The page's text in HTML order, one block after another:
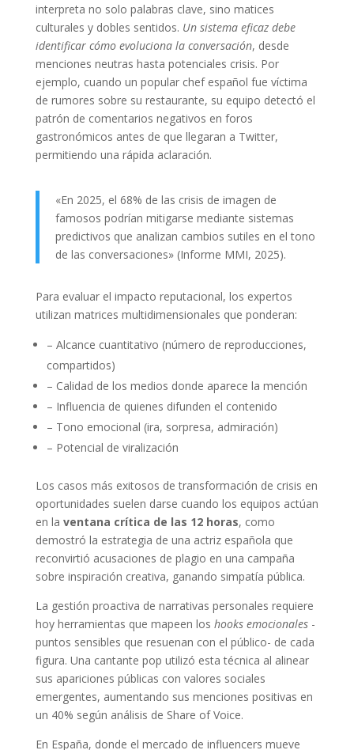
interpreta no solo palabras clave, sino matices
culturales y dobles sentidos. Un sistema eficaz debe
identificar cómo evoluciona la conversación, desde
menciones neutras hasta potenciales crisis. Por
ejemplo, cuando un popular chef español fue víctima
de rumores sobre su restaurante, su equipo detectó el
patrón de comentarios negativos en foros
gastronómicos antes de que llegaran a Twitter,
permitiendo una rápida aclaración.
«En 2025, el 68% de las crisis de imagen de
famosos podrían mitigarse mediante sistemas
predictivos que analizan cambios sutiles en el tono
de las conversaciones» (Informe MMI, 2025).
Para evaluar el impacto reputacional, los expertos
utilizan matrices multidimensionales que ponderan:
– Alcance cuantitativo (número de reproducciones,
compartidos)
– Calidad de los medios donde aparece la mención
– Influencia de quienes difunden el contenido
– Tono emocional (ira, sorpresa, admiración)
– Potencial de viralización
Los casos más exitosos de transformación de crisis en
oportunidades suelen darse cuando los equipos actúan
en la ventana crítica de las 12 horas, como
demostró la estrategia de una actriz española que
reconvirtió acusaciones de plagio en una campaña
sobre inspiración creativa, ganando simpatía pública.
La gestión proactiva de narrativas personales requiere
hoy herramientas que mapeen los hooks emocionales-
puntos sensibles que resuenan con el público- de cada
figura. Una cantante pop utilizó esta técnica al alinear
sus apariciones públicas con valores sociales
emergentes, aumentando sus menciones positivas en
un 40% según análisis de Share of Voice.
En España, donde el mercado de influencers mueve